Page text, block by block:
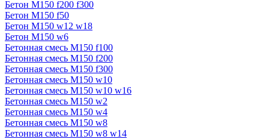
Бетон М150 f200 f300
Бетон М150 f50
Бетон М150 w12 w18
Бетон М150 w6
Бетонная смесь М150 f100
Бетонная смесь М150 f200
Бетонная смесь М150 f300
Бетонная смесь М150 w10
Бетонная смесь М150 w10 w16
Бетонная смесь М150 w2
Бетонная смесь М150 w4
Бетонная смесь М150 w8
Бетонная смесь М150 w8 w14